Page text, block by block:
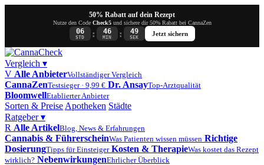
50% Rabatt auf dein Rezept
Nutze den Code Check5und sichere dir 50% Rabatt bei CannaZen
06
STD : 46
MIN : 48
SEK
Jetzt sichern
Vergleich ▾
V Alle AnbieterVollständiger Vergleich
CannaZenTestsieger · 9,99 € Dr. AnsayTop-Arztqualität
BloomwellEtablierter Anbieter
Sorten & Preise Apotheken Städte
Ratgeber▾
R Alle ArtikelBlog, News & Erfahrungen
Cannabis & FührerscheinWas Patienten wissen müssen Richtige
DosierungTipps für Einsteiger Kosten & TherapieWas kostet das Rezept
wirklich? NebenwirkungenEhrlicher Überblick